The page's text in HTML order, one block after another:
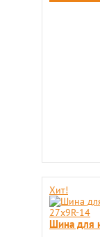
Хит!
Шина для